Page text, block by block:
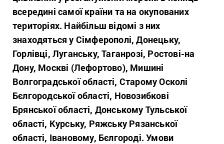
всередині самої країни та на окупованих
територіях. Найбільш відомі з них
знаходяться у Сімферополі, Донецьку,
Горлівці, Луганську, Таганрозі, Ростові-на
Дону, Москві (Лефортово), Мишині
Волгоградської області, Старому Осколі
Бєлгородської області, Новозибкові
Брянської області, Донському Тульської
області, Курську, Ряжську Рязанської
області, Івановому, Бєлгороді. Умови